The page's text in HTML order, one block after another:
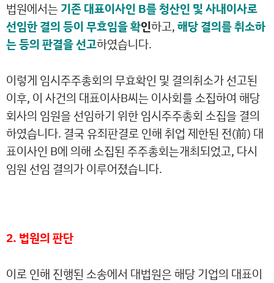
법원에서는기존 대표이사인 B를 청산인 및 사내이사로
선임한 결의 등이 무효임을 확인하고,해당 결의를 취소하
는 등의 판결을 선고하였습니다.
이렇게 임시주주총회의 무효확인 및 결의취소가 선고된
이후, 이 사건의 대표이사B씨는 이사회를 소집하여 해당
회사의 임원을 선임하기 위한 임시주주총회 소집을 결의
하였습니다. 결국 유죄판결로 인해 취업 제한된 전(前) 대
표이사인 B에 의해 소집된 주주총회는개최되었고, 다시
임원 선임 결의가 이루어졌습니다.
2. 법원의 판단
이로 인해 진행된 소송에서 대법원은 해당 기업의 대표이